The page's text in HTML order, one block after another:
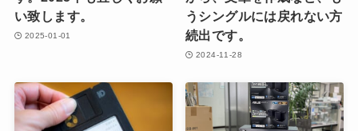
い致します。
2025-01-01
うシングルには戻れない方
続出です。
2024-11-28